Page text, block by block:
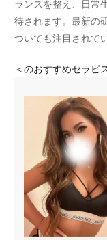
ランスを整え、日常
待されます。最新の
ついても注目されて
＜のおすすめセラピ